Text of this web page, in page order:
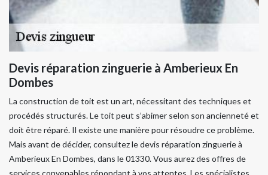
Devis réparation zinguerie à Amberieux En
Dombes
La construction de toit est un art, nécessitant des techniques et
procédés structurés. Le toit peut s’abimer selon son ancienneté et
doit être réparé. Il existe une manière pour résoudre ce problème.
Mais avant de décider, consultez le devis réparation zinguerie à
Amberieux En Dombes, dans le 01330. Vous aurez des offres de
services convenables répondant à vos attentes. Les spécialistes